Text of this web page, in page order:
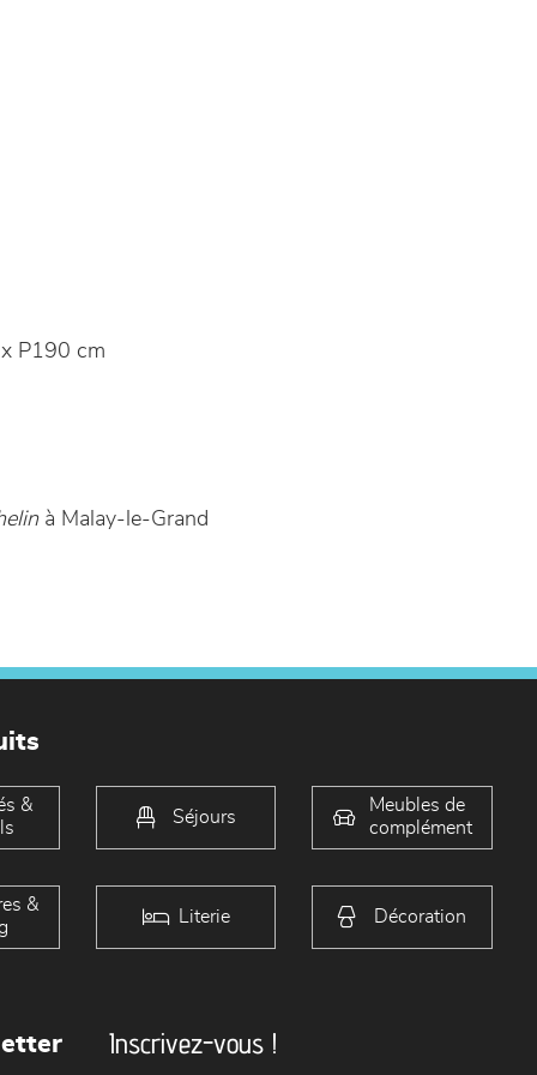
P190 cm
à Malay-le-Grand
&
Séjours
Meubles de
complément
&
Literie Décoration
Inscrivez-vous !